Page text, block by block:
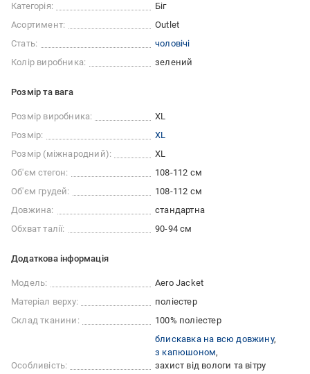
Категорія:
Біг
Асортимент:
Outlet
Стать:
чоловічі
Колір виробника:
зелений
Розмір та вага
Розмір виробника:
XL
Розмір:
XL
Розмір (міжнародний):
XL
Об'єм стегон:
108-112 см
Об'єм грудей:
108-112 см
Довжина:
стандартна
Обхват талії:
90-94 см
Додаткова інформація
Модель:
Aero Jacket
Матеріал верху:
поліестер
Склад тканини:
100% поліестер
Особливість:
блискавка на всю довжину
з капюшоном
захист від вологи та вітру